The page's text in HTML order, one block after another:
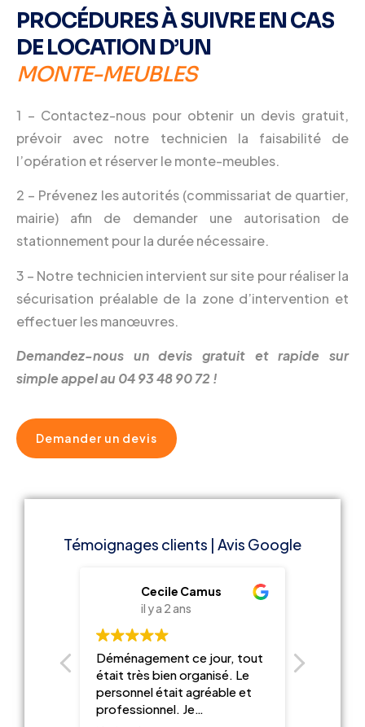
PROCÉDURES À SUIVRE EN CAS
DE LOCATION D’UN
MONTE-MEUBLES
1 – Contactez-nous pour obtenir un devis gratuit,
prévoir avec notre technicien la faisabilité de
l’opération et réserver le monte-meubles.
2 – Prévenez les autorités (commissariat de quartier,
mairie) afin de demander une autorisation de
stationnement pour la durée nécessaire.
3 – Notre technicien intervient sur site pour réaliser la
sécurisation préalable de la zone d’intervention et
effectuer les manœuvres.
Demandez-nous un devis gratuit et rapide sur
simple appel au 04 93 48 90 72 !
Demander un devis
Témoignages clients | Avis Google
Cecile Camus
il y a 2 ans
Déménagement ce jour, tout
était très bien organisé. Le
personnel était agréable et
professionnel. Je